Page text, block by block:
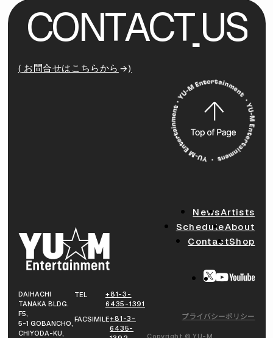
CONTACT US
( お問合せはこちらから )
DAIHACHI
TANAKA BLDG.
F5,
5-1 GOBANCHO,
CHIYODA-KU,
TEL
+81-3-
6435-1391
FACSIMILE+81-3-
6435-
NewsArtists
ScheduleAbout
ContactShop
プライバシーポリシー
Copyright © YU-M